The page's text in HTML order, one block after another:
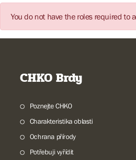
You do not have the roles required to
CHKO Brdy
Poznejte CHKO
Charakteristika oblasti
Ochrana přírody
Potřebuji vyřídit